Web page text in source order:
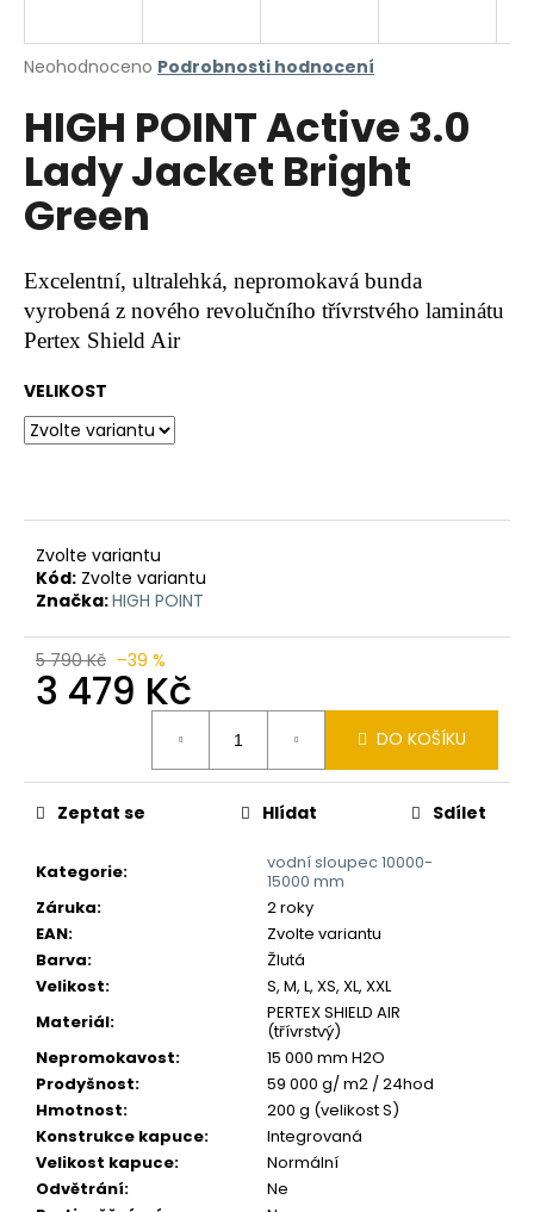
Průměrné
produktu
je
0,0
5
hvězdiček.
Neohodnoceno Podrobnosti hodnocení
HIGH POINT Active 3.0
Lady Jacket Bright
Green
Excelentní, ultralehká, nepromokavá bunda
vyrobená z nového revolučního třívrstvého laminátu
Pertex Shield Air
VELIKOST
Zvolte variantu
Kód: Zvolte variantu
Značka:HIGH POINT
5 790 Kč –39 %
3 479 Kč
DO KOŠÍKU
Kategorie:
vodní sloupec 10000-
15000 mm
Záruka:
2 roky
EAN:
Zvolte variantu
Barva:
Žlutá
Velikost:
S, M, L, XS, XL, XXL
Materiál:
PERTEX SHIELD AIR
(třívrstvý)
Nepromokavost:
15 000 mm H2O
Prodyšnost:
59 000 g/ m2 / 24hod
Hmotnost:
200 g (velikost S)
Konstrukce kapuce:
Integrovaná
Velikost kapuce:
Normální
Odvětrání:
Ne
Zeptat se Hlídat Sdílet
j
t
?
HLEDAT
D
o
p
u
u
e
m
e